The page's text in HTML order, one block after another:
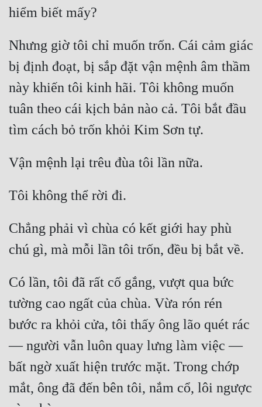
Nhưng giờ tôi chỉ muốn trốn. Cái cảm giác
bị định đoạt, bị sắp đặt vận mệnh âm thầm
này khiến tôi kinh hãi. Tôi không muốn
tuân theo cái kịch bản nào cả. Tôi bắt đầu
Chẳng phải vì chùa có kết giới hay phù
Có lần, tôi đã rất cố gắng, vượt qua bức
tường cao ngất của chùa. Vừa rón rén
bước ra khỏi cửa, tôi thấy ông lão quét rác
— người vẫn luôn quay lưng làm việc —
bất ngờ xuất hiện trước mặt. Trong chớp
mắt, ông đã đến bên tôi, nắm cổ, lôi ngược